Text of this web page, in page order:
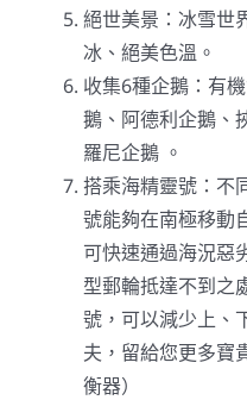
絕世美景：冰雪世
冰、絕美色溫。
收集6種企鵝：有
鵝、阿德利企鵝、
羅尼企鵝 。
搭乘海精靈號：不
號能夠在南極移動
可快速通過海況惡
型郵輪抵達不到之
號，可以減少上、
夫，留給您更多寶
衡器）